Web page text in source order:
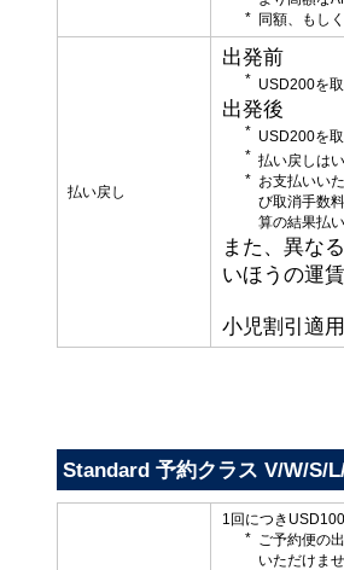
同額、もし
払い戻し
出発前
USD200を
出発後
USD200を
払い戻しは
お支払いい
び取消手数
算の結果払
また、異な
いほうの運
小児割引適
Standard 予約クラス V/W/S/
1回につき
ご予約便の
いただけま